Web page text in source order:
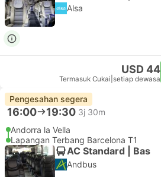
Alsa
USD 44
Termasuk Cukai setiap dewasa
Pengesahan segera
16:00 19:30 3j 30m
Andorra la Vella
Lapangan Terbang Barcelona T1
AC Standard | Bas
Andbus